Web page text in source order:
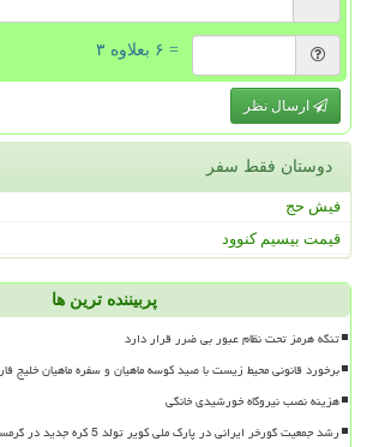
= ۶ بعلاوه ۳
ارسال نظر
دوستان فقط سفر
فیش حج
قیمت بیسیم کنوود
پربیننده ترین ها
تنگه هرمز تحت نظام عبور بی ضرر قرار دارد
برخورد قانونی محیط زیست با صید کوسه ماهیان و سفره ماهیان خلیج
هزینه نصب نیروگاه خورشیدی خانگی
رشد جمعیت گورخر ایرانی در پارک ملی کویر تولد 5 کره جدید در گرمسار